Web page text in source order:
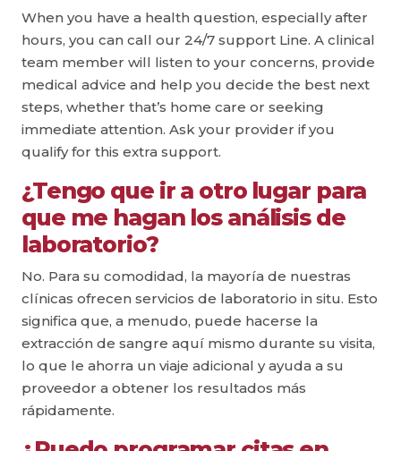
When you have a health question, especially after
hours, you can call our 24/7 support Line. A clinical
team member will listen to your concerns, provide
medical advice and help you decide the best next
steps, whether that’s home care or seeking
immediate attention. Ask your provider if you
qualify for this extra support.
¿Tengo que ir a otro lugar para
que me hagan los análisis de
laboratorio?
No. Para su comodidad, la mayoría de nuestras
clínicas ofrecen servicios de laboratorio in situ. Esto
significa que, a menudo, puede hacerse la
extracción de sangre aquí mismo durante su visita,
lo que le ahorra un viaje adicional y ayuda a su
proveedor a obtener los resultados más
rápidamente.